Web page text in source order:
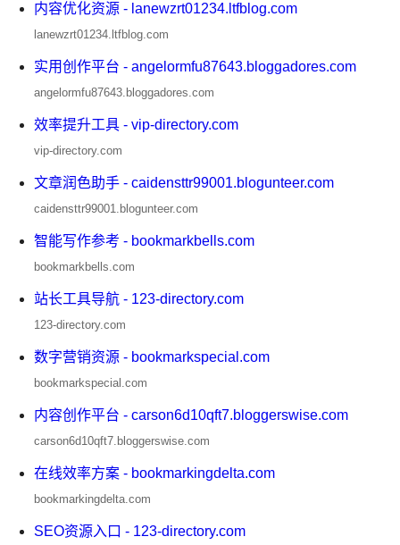
内容优化资源 - lanewzrt01234.ltfblog.com
lanewzrt01234.ltfblog.com
实用创作平台 - angelormfu87643.bloggadores.com
angelormfu87643.bloggadores.com
效率提升工具 - vip-directory.com
vip-directory.com
文章润色助手 - caidensttr99001.blogunteer.com
caidensttr99001.blogunteer.com
智能写作参考 - bookmarkbells.com
bookmarkbells.com
站长工具导航 - 123-directory.com
123-directory.com
数字营销资源 - bookmarkspecial.com
bookmarkspecial.com
内容创作平台 - carson6d10qft7.bloggerswise.com
carson6d10qft7.bloggerswise.com
在线效率方案 - bookmarkingdelta.com
bookmarkingdelta.com
SEO资源入口 - 123-directory.com